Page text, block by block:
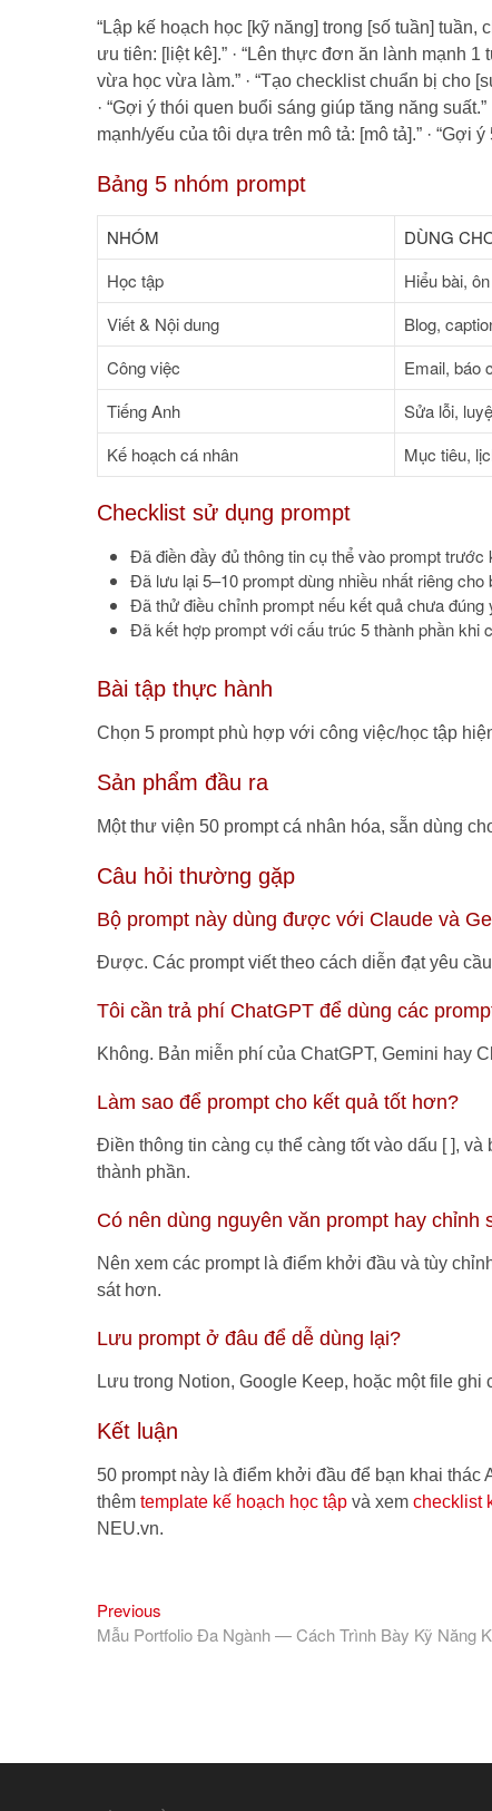
“Lập kế hoạch học [kỹ năng] trong [số tuần] tuần,
ưu tiên: [liệt kê].” · “Lên thực đơn ăn lành mạnh
vừa học vừa làm.” · “Tạo checklist chuẩn bị cho
· “Gợi ý thói quen buổi sáng giúp tăng năng
mạnh/yếu của tôi dựa trên mô tả: [mô tả].” · “Gợi
Bảng 5 nhóm prompt
NHÓM DÙNG
Học tập
Hiểu bài,
Viết & Nội dung
Blog,
Công việc
Email, báo
Tiếng Anh
Sửa lỗi,
Kế hoạch cá nhân
Mục tiêu,
Checklist sử dụng prompt
Đã điền đầy đủ thông tin cụ thể vào prompt trước
Đã lưu lại 5–10 prompt dùng nhiều nhất riêng cho
Đã thử điều chỉnh prompt nếu kết quả chưa đúng
Đã kết hợp prompt với cấu trúc 5 thành phần khi
Bài tập thực hành
Chọn 5 prompt phù hợp với công việc/học tập
Sản phẩm đầu ra
Một thư viện 50 prompt cá nhân hóa, sẵn dùng
Câu hỏi thường gặp
Bộ prompt này dùng được với Claude và
Được. Các prompt viết theo cách diễn đạt yêu
Tôi cần trả phí ChatGPT để dùng các
Không. Bản miễn phí của ChatGPT, Gemini hay
Làm sao để prompt cho kết quả tốt hơn?
Điền thông tin càng cụ thể càng tốt vào dấu [ ],
thành phần.
Có nên dùng nguyên văn prompt hay chỉnh
Nên xem các prompt là điểm khởi đầu và tùy
sát hơn.
Lưu prompt ở đâu để dễ dùng lại?
Lưu trong Notion, Google Keep, hoặc một file
Kết luận
50 prompt này là điểm khởi đầu để bạn khai thác
thêm template kế hoạch học tập và xem checklist
NEU.vn.
Điều
hướng
Previous
post:
Mẫu Portfolio Đa Ngành — Cách Trình Bày Kỹ Năng